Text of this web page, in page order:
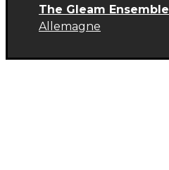
The Gleam Ensemble
Allemagne